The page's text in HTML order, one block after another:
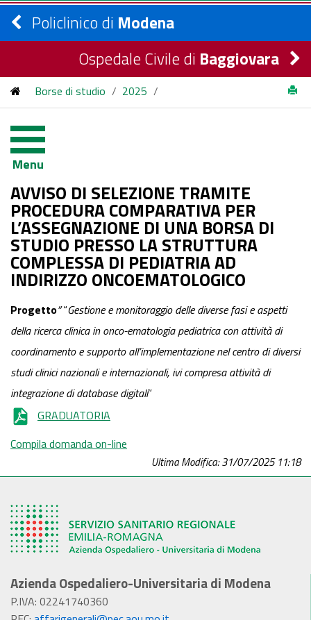
Policlinico di Modena
Ospedale Civile di Baggiovara
Borse di studio / 2025 /
COMPARATIVA PER L’ASSEGNAZIONE DI UNA BORSA DI
STUDIO PRESSO LA STRUTTURA COMPLESSA DI
PEDIATRIA AD INDIRIZZO ONCOEMATOLOGICO
Menu
AVVISO DI SELEZIONE TRAMITE
PROCEDURA COMPARATIVA PER
L’ASSEGNAZIONE DI UNA BORSA DI
STUDIO PRESSO LA STRUTTURA
COMPLESSA DI PEDIATRIA AD
INDIRIZZO ONCOEMATOLOGICO
Progetto”“Gestione e monitoraggio delle diverse fasi e aspetti
della ricerca clinica in onco-ematologia pediatrica con attività di
coordinamento e supporto all’implementazione nel centro di diversi
studi clinici nazionali e internazionali, ivi compresa attività di
integrazione di database digitali”
GRADUATORIA
Compila domanda on-line
Ultima Modifica: 31/07/2025 11:18
Azienda Ospedaliero-Universitaria di Modena
P.IVA: 02241740360